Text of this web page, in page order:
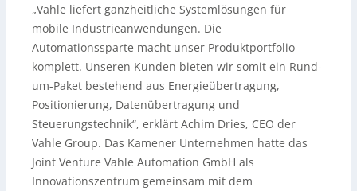
„Vahle liefert ganzheitliche Systemlösungen für
mobile Industrieanwendungen. Die
Automationssparte macht unser Produktportfolio
komplett. Unseren Kunden bieten wir somit ein Rund-
um-Paket bestehend aus Energieübertragung,
Positionierung, Datenübertragung und
Steuerungstechnik“, erklärt Achim Dries, CEO der
Vahle Group. Das Kamener Unternehmen hatte das
Joint Venture Vahle Automation GmbH als
Innovationszentrum gemeinsam mit dem